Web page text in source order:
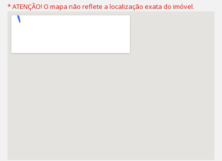
* ATENÇÃO! O mapa não reflete a localização exata do imóvel.